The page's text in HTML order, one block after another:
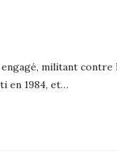
militant
en 1984, et…